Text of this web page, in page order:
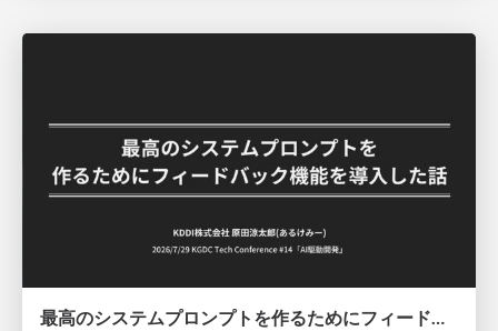
最高のシステムプロンプトを作るためにフィードバック機能を導入した話